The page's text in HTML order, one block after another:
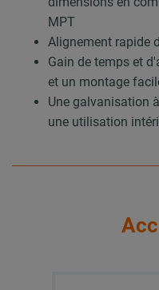
MPT
Alignement rapide
Gain de temps et
et un montage
Une galvanisation
une utilisation